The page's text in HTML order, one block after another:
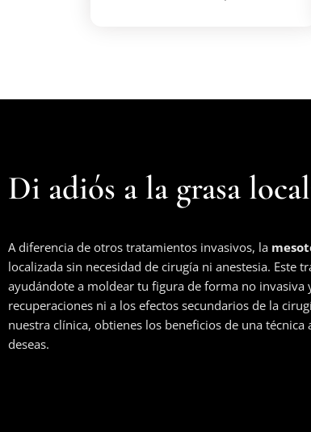
Di adiós a la grasa
A diferencia de otros tratamientos invasivos, la
localizada sin necesidad de cirugía ni anestesia. Este
ayudándote a moldear tu figura de forma no invasiva
recuperaciones ni a los efectos secundarios de la
nuestra clínica, obtienes los beneficios de una
deseas.